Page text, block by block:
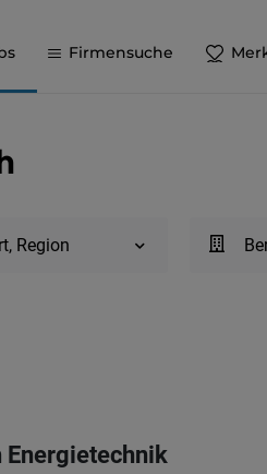
Firmensuche
Region
Energietechnik